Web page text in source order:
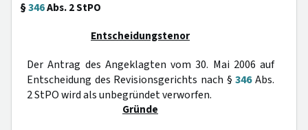
§346Abs. 2 StPO
Entscheidungstenor
Der Antrag des Angeklagten vom 30. Mai 2006 auf
Entscheidung des Revisionsgerichts nach §346Abs.
2 StPO wird als unbegründet verworfen.
Gründe